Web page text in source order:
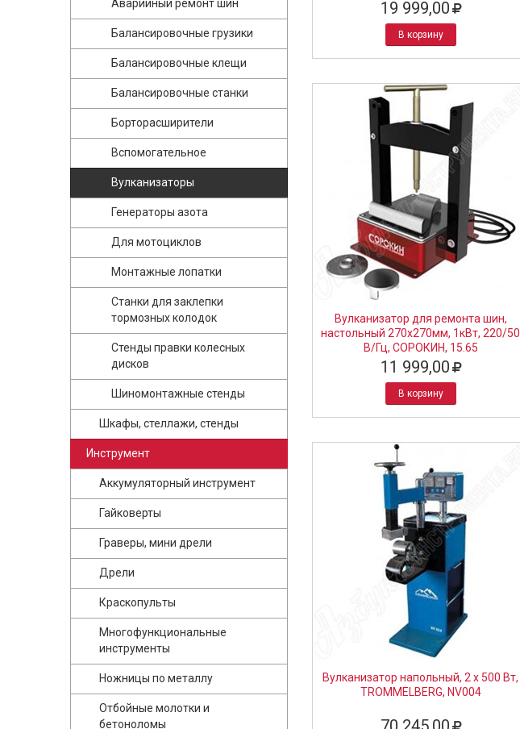
Аварийный ремонт шин
Балансировочные грузики
Балансировочные клещи
Балансировочные станки
Борторасширители
Вспомогательное
Вулканизаторы
Генераторы азота
Для мотоциклов
Монтажные лопатки
Станки для заклепки
тормозных колодок
Стенды правки колесных
дисков
Шиномонтажные стенды
Шкафы, стеллажи, стенды
Инструмент
Аккумуляторный инструмент
Гайковерты
Граверы, мини дрели
Дрели
Краскопульты
Многофункциональные
инструменты
Ножницы по металлу
Отбойные молотки и
бетоноломы
19 999,00
В корзину
Вулканизатор для ремонта шин,
настольный 270х270мм, 1кВт, 220/50
В/Гц, СОРОКИН, 15.65
11 999,00
В корзину
Вулканизатор напольный, 2 х 500 Вт,
TROMMELBERG, NV004